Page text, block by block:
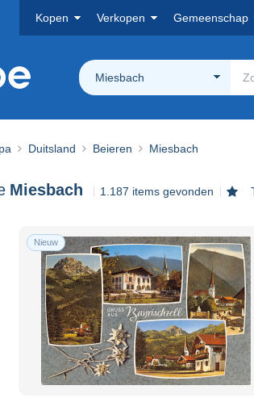
Kopen Verkopen Gemeenschap
Miesbach
Duitsland Beieren Miesbach
Miesbach 1.187 items gevonden
Nieuw